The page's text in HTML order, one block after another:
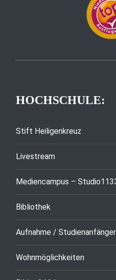
HOCHSCHULE:
Stift Heiligenkreuz
Livestream
Mediencampus –
Bibliothek
Aufnahme / Studienanfänger
Wohnmöglichkeiten